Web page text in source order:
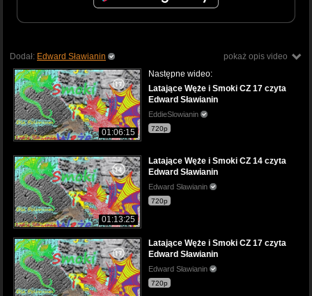
pokaż opis video
Dodał: Edward Sławianin
01:06:15
Następne wideo:
Latające Węże i Smoki CZ 17 czyta
Edward Sławianin
EddieSlowianin
720p
01:13:25
Latające Węże i Smoki CZ 14 czyta
Edward Sławianin
Edward Sławianin
720p
Latające Węże i Smoki CZ 17 czyta
Edward Sławianin
Edward Sławianin
720p